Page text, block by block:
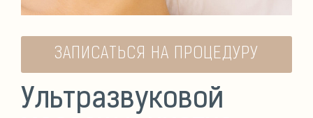
ЗАПИСАТЬСЯ НА ПРОЦЕДУРУ
Ультразвуковой